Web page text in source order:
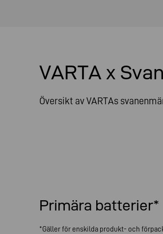
VARTA x
Översikt av VARTAs
Primära batterier*
*Gäller för enskilda produkt- och